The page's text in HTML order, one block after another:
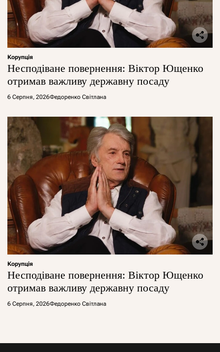
Корупція
Несподіване повернення: Віктор Ющенко
отримав важливу державну посаду
6 Серпня, 2026Федоренко Світлана
Корупція
Несподіване повернення: Віктор Ющенко
отримав важливу державну посаду
6 Серпня, 2026Федоренко Світлана